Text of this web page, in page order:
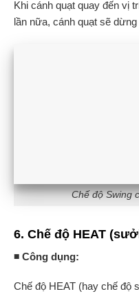
Khi cánh quạt quay đến vị
lần nữa, cánh quạt sẽ dừng
Chế độ Swing
6. Chế độ HEAT
◾ Công dụng:
Chế độ HEAT (hay chế độ